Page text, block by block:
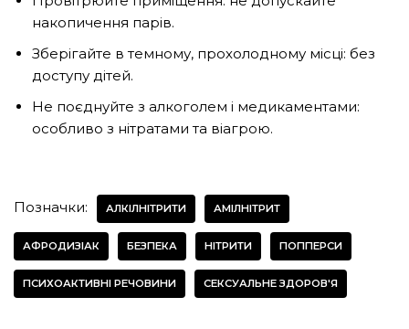
накопичення парів.
Зберігайте в темному, прохолодному місці: без
доступу дітей.
Не поєднуйте з алкоголем і медикаментами:
особливо з нітратами та віагрою.
Позначки: АЛКІЛНІТРИТИ АМІЛНІТРИТ
АФРОДИЗІАК БЕЗПЕКА НІТРИТИ ПОППЕРСИ
ПСИХОАКТИВНІ РЕЧОВИНИ СЕКСУАЛЬНЕ ЗДОРОВ'Я